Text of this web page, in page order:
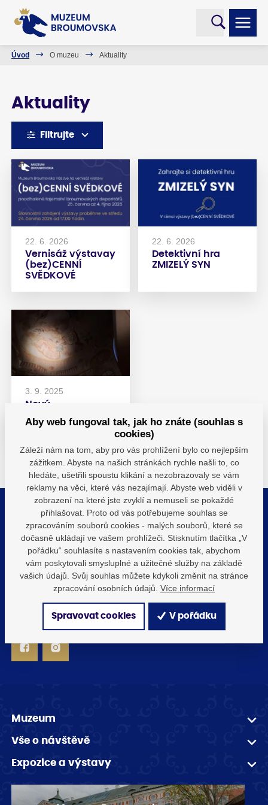
Úvod O muzeu Aktuality
Aktuality
Filtrujte
22. 6. 2026
Vernisáž výstavay
(bez)CENNÍ
SVĚDKOVÉ
22. 6. 2026
Detektivní hra
ZMIZELÝ SYN
3. 9. 2025
Nový
stálou expozicí
Kontaktujte nás pro více informací
Jsme zde pro vás, ať už máte dotazy o expozicích
nebo potřebujete další informace.
info@muzeumbroumovska.cz
+420 491 522 185
út-ne: 8.30 - 16.30 hod
Muzeum
Vše o návštěvě
Expozice a výstavy
Aby web fungoval tak, jak ho znáte (souhlas s
cookies)
Záleží nám na tom, aby pro vás prohlížení bylo co nejlepším
zážitkem. Abyste na našich stránkách rychle našli to, co
hledáte, ušetřili spoustu klikání a nezobrazovaly se vám
reklamy na věci, které vás nezajímají. Abyste web viděli v
zobrazení na které jste zvyklí a nemuseli se pokaždé
přihlašovat. Proto od vás potřebujeme souhlas se
zpracováním souborů cookies - malých souborů, které se
dočasně ukládají ve vašem prohlížeči. Stisknutím tlačítka „V
pořádku“ souhlasíte s nastavením cookies tak, abychom
vám poskytovali smysluplné a užitečné služby na základě
vašich údajů. Svůj souhlas můžete kdykoli změnit na stránce
zpracování osobních údajů. Více informací
Spravovat cookies V pořádku